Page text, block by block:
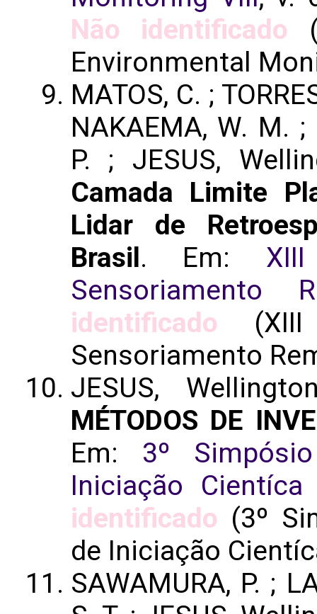
Não identificado
Environmental
MATOS, C. ;
NAKAEMA, W. M. ;
P. ; JESUS,
Camada Limite
Lidar de
Brasil. Em:
Sensoriamento
identificado (XIII
Sensoriamento
JESUS,
MÉTODOS DE
Em: 3º
Iniciação
identificado (3º
de Iniciação
SAWAMURA, P. ;